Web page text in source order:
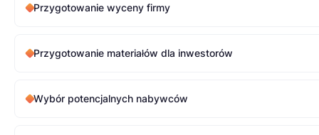
Przygotowanie wyceny firmy
Przygotowanie materiałów dla inwestorów
Wybór potencjalnych nabywców